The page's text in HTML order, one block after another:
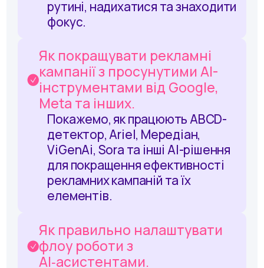
рутині, надихатися та знаходити
фокус.
Як покращувати рекламні
кампанії з просунутими АІ-
інструментами від Google,
Meta та інших.
Покажемо, як працюють ABCD-
детектор, Ariel, Мередіан,
ViGenAi, Sora та інші AI-рішення
для покращення ефективності
рекламних кампаній та їх
елементів.
Як правильно налаштувати
флоу роботи з
AI‑асистентами.